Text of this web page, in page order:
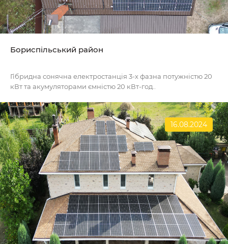
Бориспільський район
Гібридна сонячна електростанція 3-х фазна потужністю 20
кВт та акумуляторами ємністю 20 кВт-год..
16.08.2024